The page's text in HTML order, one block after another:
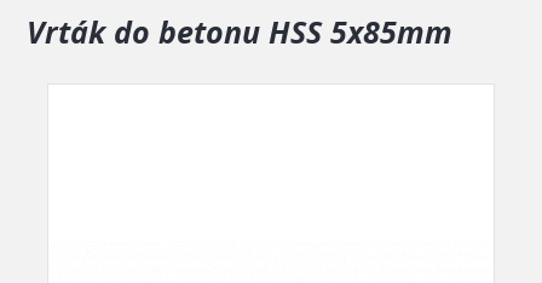
Vrták do betonu HSS 5x85mm